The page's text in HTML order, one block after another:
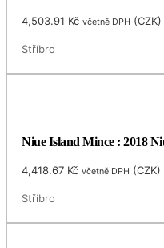
4,503.91 Kč včetně DPH (CZK)
Stříbro
Niue Island Mince : 2018
4,418.67 Kč včetně DPH (CZK)
Stříbro